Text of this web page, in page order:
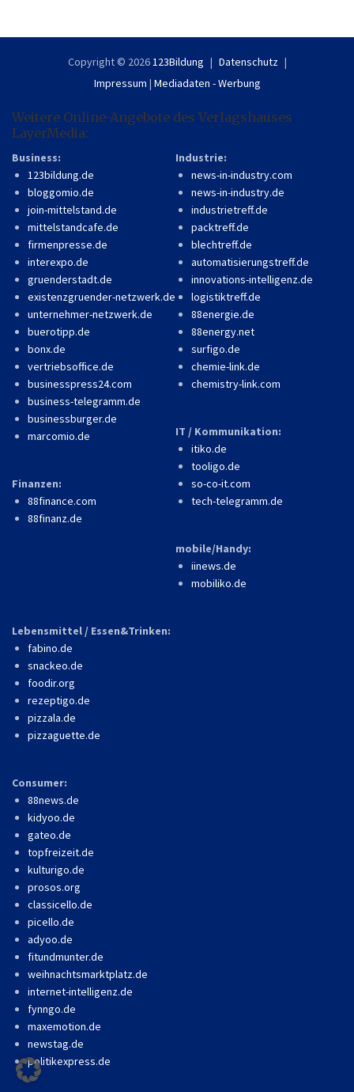
Copyright © 2026 123Bildung
Datenschutz
Impressum | Mediadaten - Werbung
Weitere Online-Angebote des Verlagshauses
LayerMedia:
Business:
123bildung.de
bloggomio.de
join-mittelstand.de
mittelstandcafe.de
firmenpresse.de
interexpo.de
gruenderstadt.de
existenzgruender-netzwerk.de
unternehmer-netzwerk.de
buerotipp.de
bonx.de
vertriebsoffice.de
businesspress24.com
business-telegramm.de
businessburger.de
marcomio.de
Finanzen:
88finance.com
88finanz.de
Industrie:
news-in-industry.com
news-in-industry.de
industrietreff.de
packtreff.de
blechtreff.de
automatisierungstreff.de
innovations-intelligenz.de
logistiktreff.de
88energie.de
88energy.net
surfigo.de
chemie-link.de
chemistry-link.com
IT / Kommunikation:
itiko.de
tooligo.de
so-co-it.com
tech-telegramm.de
mobile/Handy:
iinews.de
mobiliko.de
Lebensmittel / Essen&Trinken:
fabino.de
snackeo.de
foodir.org
rezeptigo.de
pizzala.de
pizzaguette.de
Consumer:
88news.de
kidyoo.de
gateo.de
topfreizeit.de
kulturigo.de
prosos.org
classicello.de
picello.de
adyoo.de
fitundmunter.de
weihnachtsmarktplatz.de
internet-intelligenz.de
fynngo.de
maxemotion.de
newstag.de
politikexpress.de